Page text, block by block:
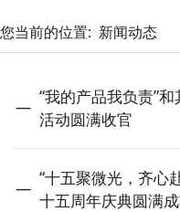
您当前的位置: 新闻动态
“我的产品我负责”
活动圆满收官
“十五聚微光，齐
十五周年庆典圆满